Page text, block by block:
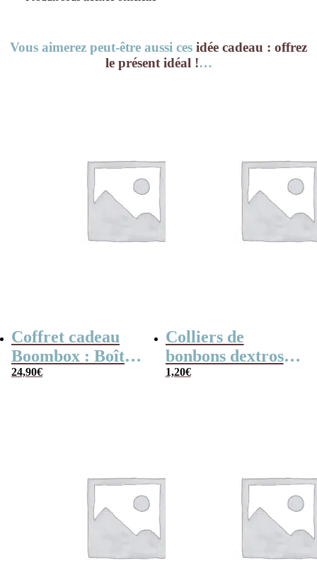
Vous aimerez peut-être aussi ces idée cadeau : offrez
le présent idéal !…
Coffret cadeau
Boombox : Boîte
bonbons des
24,90€
Colliers de
bonbons dextrose
x2
1,20€